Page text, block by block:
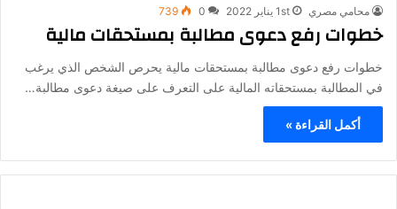
محامي مصري 1st يناير 2022 0
739
خطوات رفع دعوى مطالبة بمستحقات مالية
خطوات رفع دعوى مطالبة بمستحقات مالية يحرص الشخص الذي يرغب
في المطالبة بمستحقاته المالية على التعرف على صيغة دعوى مطالبة…
أكمل القراءة »